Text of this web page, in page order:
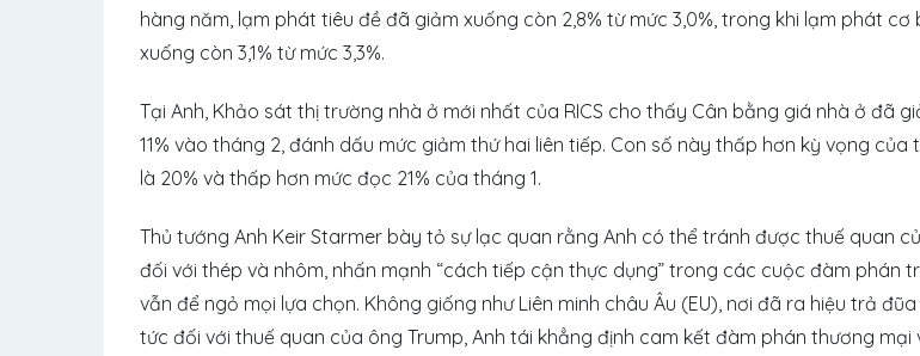
hàng năm, lạm phát tiêu đề đã giảm xuống còn 2,8% từ mức 3,0%, trong khi lạm phát cơ
xuống còn 3,1% từ mức 3,3%.
Tại Anh, Khảo sát thị trường nhà ở mới nhất của RICS cho thấy Cân bằng giá nhà ở đã
11% vào tháng 2, đánh dấu mức giảm thứ hai liên tiếp. Con số này thấp hơn kỳ vọng của
là 20% và thấp hơn mức đọc 21% của tháng 1.
Thủ tướng Anh Keir Starmer bày tỏ sự lạc quan rằng Anh có thể tránh được thuế quan
đối với thép và nhôm, nhấn mạnh “cách tiếp cận thực dụng” trong các cuộc đàm phán
vẫn để ngỏ mọi lựa chọn. Không giống như Liên minh châu Âu (EU), nơi đã ra hiệu trả
tức đối với thuế quan của ông Trump, Anh tái khẳng định cam kết đàm phán thương mại